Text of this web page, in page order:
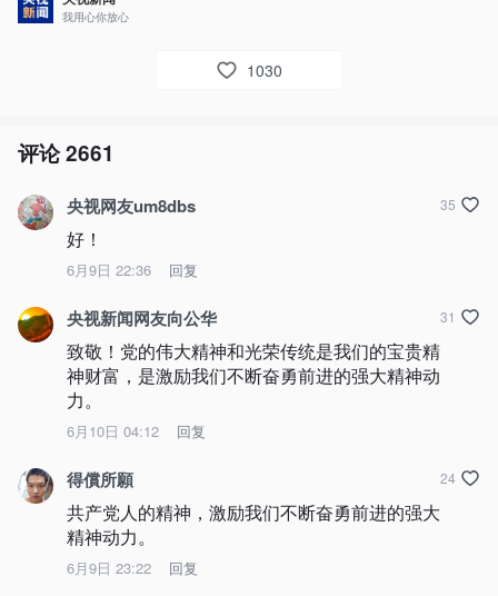
我用心你放心
1030
评论2661
央视网友um8dbs
好！
6月9日 22:36 回复
35
央视新闻网友向公华
致敬！党的伟大精神和光荣传统是我们的宝贵精
神财富，是激励我们不断奋勇前进的强大精神动
力。
6月10日 04:12 回复
31
得償所願
共产党人的精神，激励我们不断奋勇前进的强大
精神动力。
6月9日 23:22 回复
24